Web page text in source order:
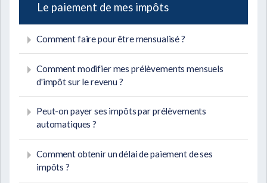
Le paiement de mes impôts
Comment faire pour être mensualisé ?
Comment modifier mes prélèvements mensuels
d'impôt sur le revenu ?
Peut-on payer ses impôts par prélèvements
automatiques ?
Comment obtenir un délai de paiement de ses
impôts ?